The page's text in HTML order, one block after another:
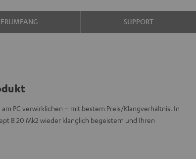
SUPPORT
PC verwirklichen – mit bestem Preis/Klangverhältnis. In
B 20 Mk2 wieder klanglich begeistern und Ihren